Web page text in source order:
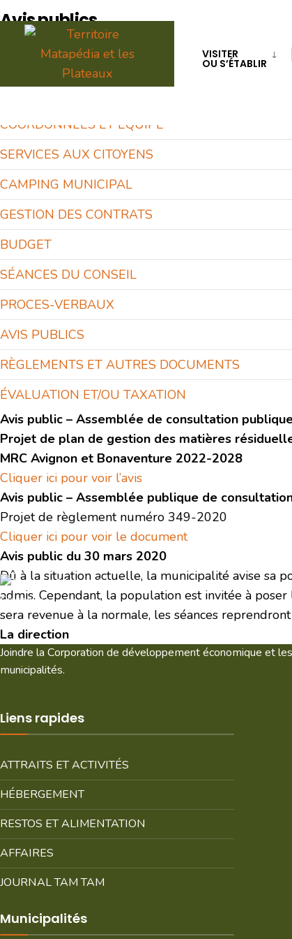
Skip
VISITER
OU S’ÉTABLIR
Avis publics
COORDONNÉES ET ÉQUIPE
SERVICES AUX CITOYENS
CAMPING MUNICIPAL
GESTION DES CONTRATS
BUDGET
SÉANCES DU CONSEIL
PROCES-VERBAUX
AVIS PUBLICS
RÈGLEMENTS ET AUTRES DOCUMENTS
ÉVALUATION ET/OU TAXATION
Avis public – Assemblée de consultation
Projet de plan de gestion des matières
MRC Avignon et Bonaventure 2022-2028
Cliquer ici pour voir l’avis
Avis public – Assemblée publique de
Projet de règlement numéro 349-2020
Cliquer ici pour voir le document
Avis public du 30 mars 2020
Dû à la situation actuelle, la municipalité avise sa
admis. Cependant, la population est invitée à
sera revenue à la normale, les séances
La direction
Joindre la Corporation de développement économique et les
municipalités.
Liens rapides
ATTRAITS ET ACTIVITÉS
HÉBERGEMENT
RESTOS ET ALIMENTATION
AFFAIRES
JOURNAL TAM TAM
Municipalités